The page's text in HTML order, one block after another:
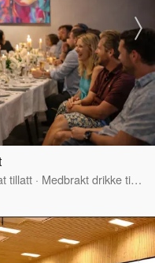
tillatt · Medbrakt drikke tillatt